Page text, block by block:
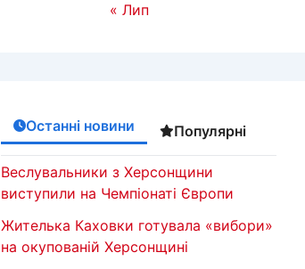
« Лип
Останні новини Популярні
Веслувальники з Херсонщини
виступили на Чемпіонаті Європи
Жителька Каховки готувала «вибори»
на окупованій Херсонщині